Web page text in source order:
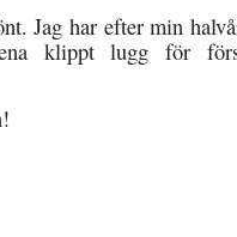
Jag har efter min
klippt lugg för